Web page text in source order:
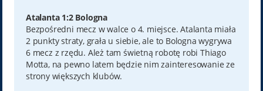
Atalanta 1:2 Bologna
Bezpośredni mecz w walce o 4. miejsce. Atalanta miała
2 punkty straty, grała u siebie, ale to Bologna wygrywa
6 mecz z rzędu. Ależ tam świetną robotę robi Thiago
Motta, na pewno latem będzie nim zainteresowanie ze
strony większych klubów.